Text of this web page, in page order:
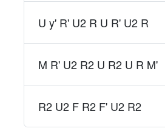
U y' R' U2 R U R' U2 R
M R' U2 R2 U R2 U R M'
R2 U2 F R2 F' U2 R2